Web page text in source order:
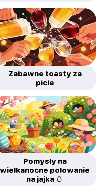
Zabawne toasty za
picie
Pomysły na
wielkanocne polowanie
na jajka 🥚